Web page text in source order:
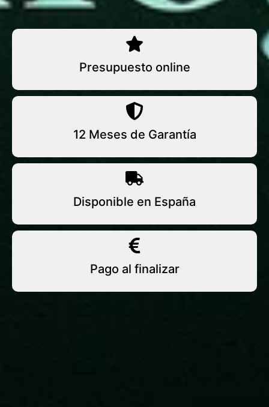
Presupuesto online
12 Meses de Garantía
Disponible en España
Pago al finalizar